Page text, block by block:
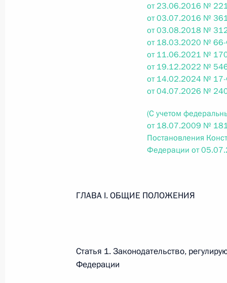
Федеральный закон от
О внесении изменений в Федеральный
Федеральный закон от
О внесении изменения в статью 2
и добровольчестве (волонтерстве)»
26 июля 2026 года
от 23.06.2016 №
от 03.07.2016 №
от 03.08.2018 №
от 18.03.2020 №
от 11.06.2021 №
от 19.12.2022 №
от 14.02.2024 №
от 04.07.2026 №
(С учетом
от 18.07.2009 №
Постановления
Федерации от
ГЛАВА I. ОБЩИЕ ПОЛОЖЕНИЯ
Статья 1. Законодательство,
Федерации